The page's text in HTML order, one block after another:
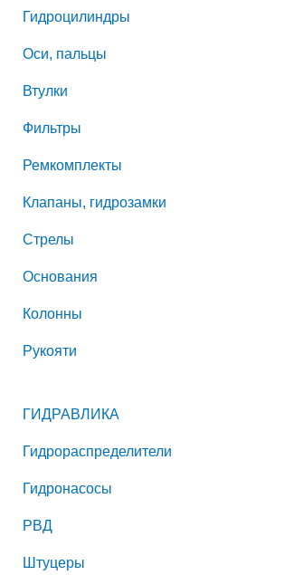
Гидроцилиндры
Оси, пальцы
Втулки
Фильтры
Ремкомплекты
Клапаны, гидрозамки
Стрелы
Основания
Колонны
Рукояти
ГИДРАВЛИКА
Гидрораспределители
Гидронасосы
РВД
Штуцеры